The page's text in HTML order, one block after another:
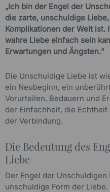
„Ich bin der Engel der
die zarte, unschuldige
Komplikationen der Welt ist.
wahre Liebe einfach sein
Erwartungen und Ängsten.“
Die Unschuldige Liebe ist
ein Neubeginn, ein
Vorurteilen, Bedauern und
der Einfachheit, die
der Verbindung.
Die Bedeutung des
Liebe
Der Engel der
unschuldige Form der